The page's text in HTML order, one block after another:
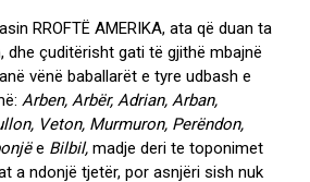
RROFTË AMERIKA, ata që duan ta
dhe çuditërisht gati të gjithë mbajnë
vënë baballarët e tyre udbash e
Arben, Arbër, Adrian, Arban,
Veton, Murmuron, Perëndon,
e Bilbil, madje deri te toponimet
a ndonjë tjetër, por asnjëri sish nuk